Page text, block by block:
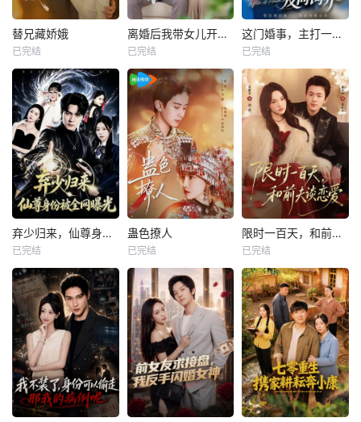
替兄藏娇娥
已完结
离婚后我带女儿开启新人生
已完结
这门婚事，主打一个反向饲养
已完结
弃少归来，仙尊身份被全网曝光
已完结
蛊色撩人
已完结
限时一百天，和前夫谈恋爱
已完结